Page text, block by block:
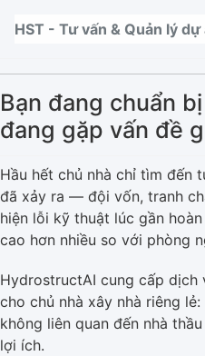
HST - Tư vấn & Quản lý dự
Bạn đang chuẩn
đang gặp vấn đề
Hầu hết chủ nhà chỉ tìm đến
đã xảy ra — đội vốn, tranh
hiện lỗi kỹ thuật lúc gần
cao hơn nhiều so với phòng
HydrostructAI cung cấp dịch
cho chủ nhà xây nhà riêng
không liên quan đến nhà
lợi ích.